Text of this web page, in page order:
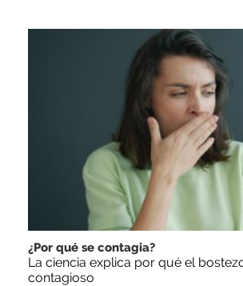
¿Por qué se contagia?
La ciencia explica por qué el
contagioso